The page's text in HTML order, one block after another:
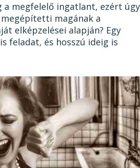
a megfelelő ingatlant, ezért úgy
magának a
elképzelései alapján? Egy
feladat, és hosszú ideig is